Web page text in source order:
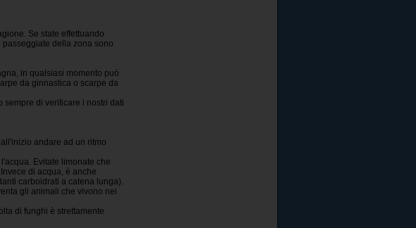
Se state effettuando
della zona sono
in qualsiasi momento può
da ginnastica o scarpe da
di verificare i nostri dati
andare ad un ritmo
Evitate limonate che
di acqua, è anche
carboidrati a catena lunga).
gli animali che vivono nei
di funghi è strettamente